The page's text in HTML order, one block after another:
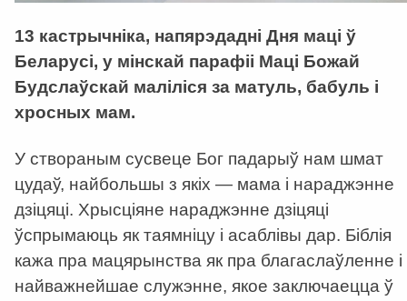
13 кастрычніка, напярэдадні Дня маці ў
Беларусі, у мінскай парафіі Маці Божай
Будслаўскай маліліся за матуль, бабуль і
хросных мам.
У створаным сусвеце Бог падарыў нам шмат
цудаў, найбольшы з якіх — мама і нараджэнне
дзіцяці. Хрысціяне нараджэнне дзіцяці
ўспрымаюць як таямніцу і асаблівы дар. Біблія
кажа пра мацярынства як пра благаслаўленне і
найважнейшае служэнне, якое заключаецца ў